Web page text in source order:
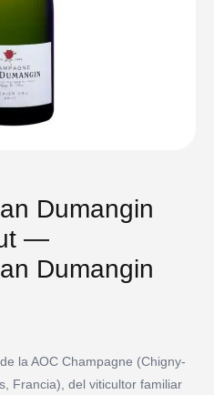
Dumangin
—
Dumangin
la AOC Champagne (Chigny-
Francia), del viticultor familiar